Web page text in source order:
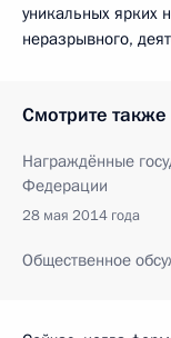
уникальных ярких
неразрывного,
Смотрите также
Награждённые
Федерации
28 мая 2014 года
Общественное